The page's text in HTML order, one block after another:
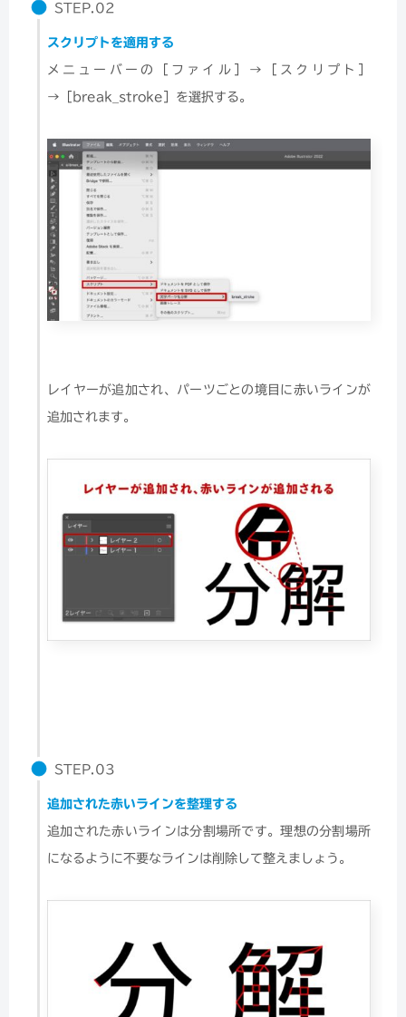
STEP.02
スクリプトを適用する
メニューバーの［ファイル］→［スクリプト］
→［break_stroke］を選択する。
レイヤーが追加され、パーツごとの境目に赤いラインが
追加されます。
STEP.03
追加された赤いラインを整理する
追加された赤いラインは分割場所です。理想の分割場所
になるように不要なラインは削除して整えましょう。